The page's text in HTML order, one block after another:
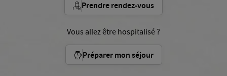
Prendre rendez-vous
Vous allez être hospitalisé ?
Préparer mon séjour